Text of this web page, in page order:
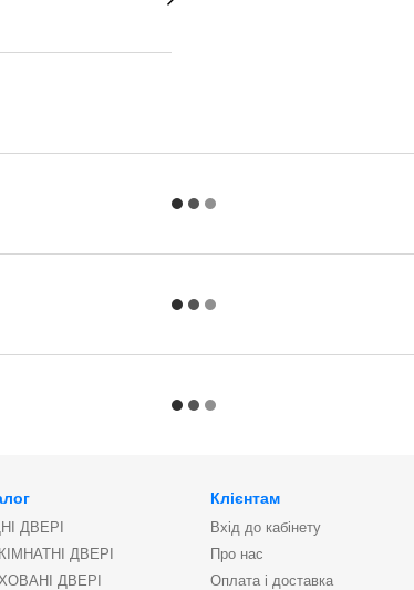
ДВЕРІ
ДВЕРІ
ДВЕРІ
Клієнтам
Вхід до кабінету
Про нас
Оплата і доставка